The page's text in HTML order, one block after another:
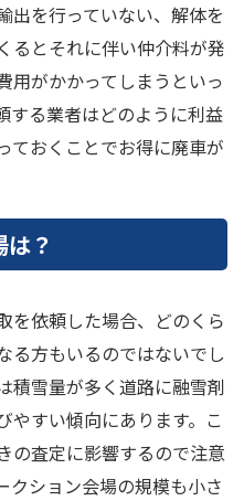
出を行っていない、解体を
るとそれに伴い仲介料が発
用がかかってしまうといっ
する業者はどのように利益
ておくことでお得に廃車が
？
を依頼した場合、どのくら
る方もいるのではないでし
積雪量が多く道路に融雪剤
やすい傾向にあります。こ
の査定に影響するので注意
クション会場の規模も小さ